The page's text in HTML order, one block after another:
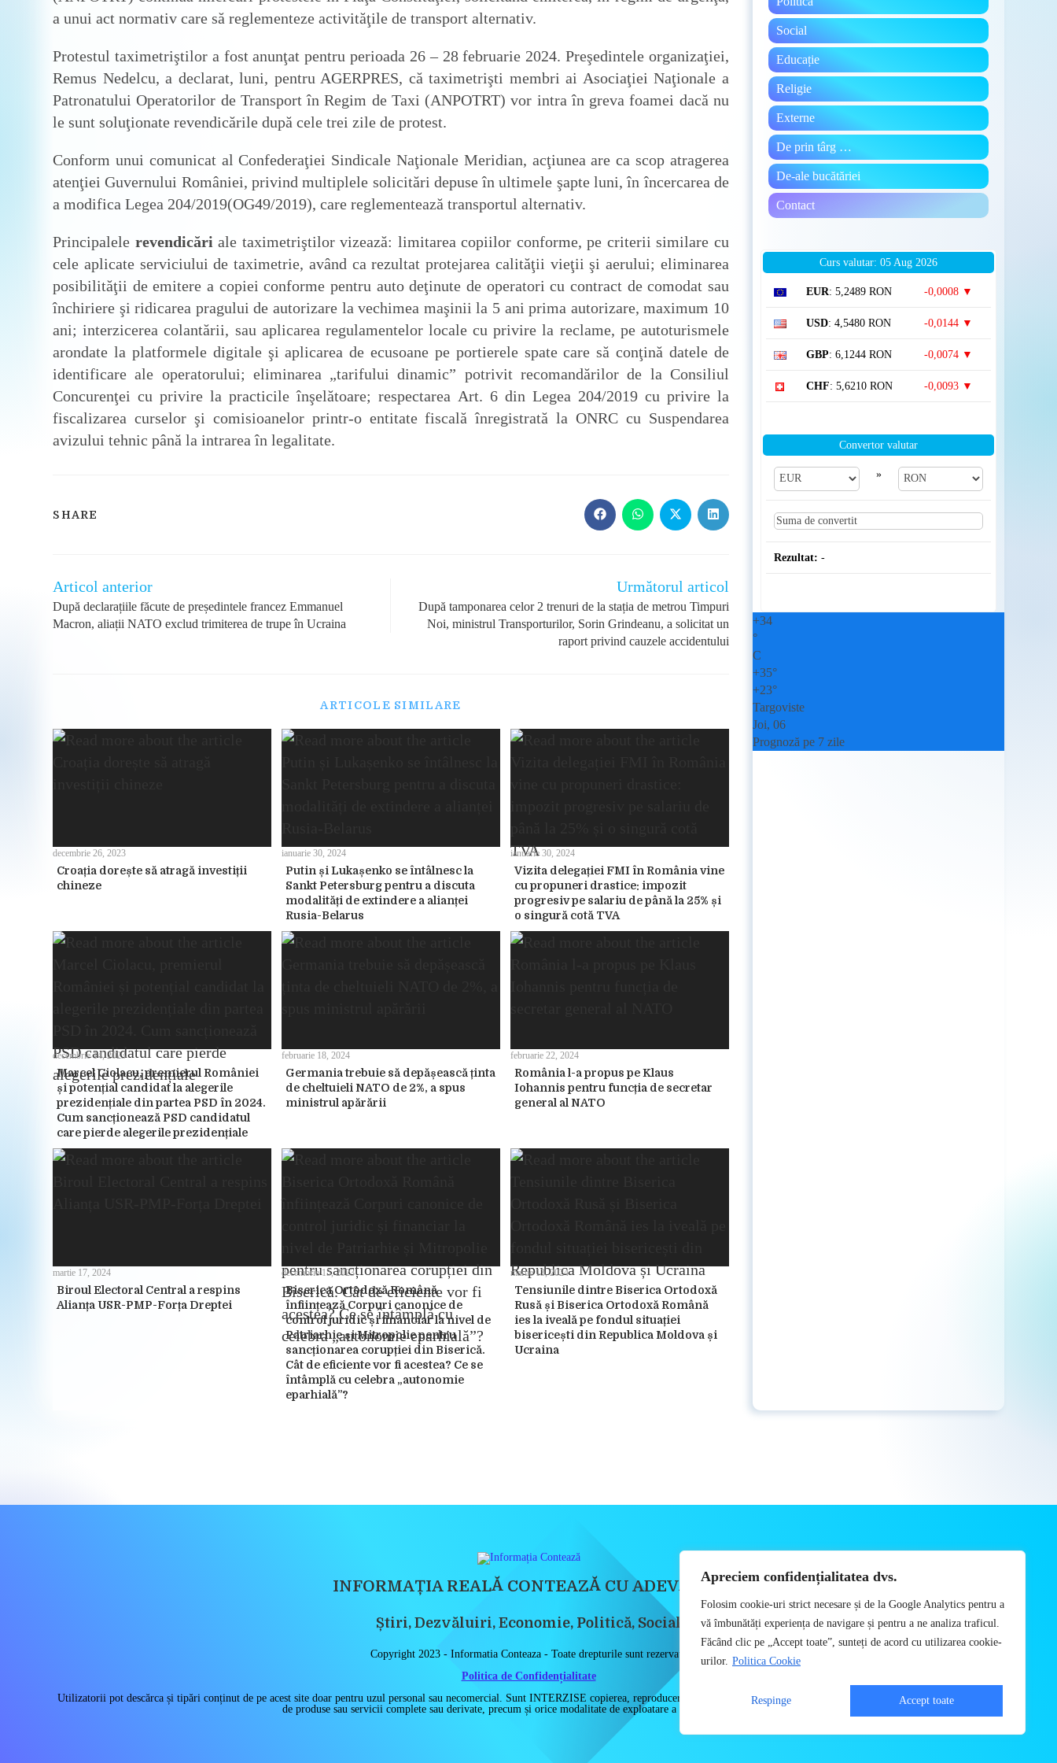
Apreciem confidențialitatea dvs.
Folosim cookie-uri strict necesare și de la Google Analytics pentru a
vă îmbunătăți experiența de navigare și pentru a ne analiza traficul.
Făcând clic pe „Accept toate”, sunteți de acord cu utilizarea cookie-
urilor. Politica Cookie
Respinge Accept toate
a unui act normativ care să reglementeze activităţile de transport alternativ.
Protestul taximetriştilor a fost anunţat pentru perioada 26 – 28 februarie 2024. Preşedintele organizaţiei,
Remus Nedelcu, a declarat, luni, pentru AGERPRES, că taximetrişti membri ai Asociaţiei Naţionale a
Patronatului Operatorilor de Transport în Regim de Taxi (ANPOTRT) vor intra în greva foamei dacă nu
le sunt soluţionate revendicările după cele trei zile de protest.
Conform unui comunicat al Confederaţiei Sindicale Naţionale Meridian, acţiunea are ca scop atragerea
atenţiei Guvernului României, privind multiplele solicitări depuse în ultimele şapte luni, în încercarea de
a modifica Legea 204/2019(OG49/2019), care reglementează transportul alternativ.
Principalele revendicăriale taximetriştilor vizează: limitarea copiilor conforme, pe criterii similare cu
cele aplicate serviciului de taximetrie, având ca rezultat protejarea calităţii vieţii şi aerului; eliminarea
posibilităţii de emitere a copiei conforme pentru auto deţinute de operatori cu contract de comodat sau
închiriere şi ridicarea pragului de autorizare la vechimea maşinii la 5 ani prima autorizare, maximum 10
ani; interzicerea colantării, sau aplicarea regulamentelor locale cu privire la reclame, pe autoturismele
arondate la platformele digitale şi aplicarea de ecusoane pe portierele spate care să conţină datele de
identificare ale operatorului; eliminarea „tarifului dinamic” potrivit recomandărilor de la Consiliul
Concurenţei cu privire la practicile înşelătoare; respectarea Art. 6 din Legea 204/2019 cu privire la
fiscalizarea curselor şi comisioanelor printr-o entitate fiscală înregistrată la ONRC cu Suspendarea
avizului tehnic până la intrarea în legalitate.
SHARE
Opens
in
Opens
in
Opens
in
Opens
in
Read
more
articles
Articol anterior
După declarațiile făcute de președintele francez Emmanuel
Macron, aliații NATO exclud trimiterea de trupe în Ucraina
Următorul articol
După tamponarea celor 2 trenuri de la stația de metrou Timpuri
Noi, ministrul Transporturilor, Sorin Grindeanu, a solicitat un
raport privind cauzele accidentului
ARTICOLE SIMILARE
Croația dorește să atragă investiții
chineze
decembrie 26, 2023
Putin și Lukașenko se întâlnesc la
Sankt Petersburg pentru a discuta
modalități de extindere a alianței
Rusia-Belarus
ianuarie 30, 2024
Vizita delegației FMI în România vine
cu propuneri drastice: impozit
progresiv pe salariu de până la 25% și
o singură cotă TVA
ianuarie 30, 2024
Marcel Ciolacu, premierul României
și potențial candidat la alegerile
prezidențiale din partea PSD în 2024.
Cum sancționează PSD candidatul
care pierde alegerile prezidențiale
decembrie 14, 2023
Germania trebuie să depășească ținta
de cheltuieli NATO de 2%, a spus
ministrul apărării
februarie 18, 2024
România l-a propus pe Klaus
Iohannis pentru funcția de secretar
general al NATO
februarie 22, 2024
Biroul Electoral Central a respins
Alianța USR-PMP-Forța Dreptei
martie 17, 2024
Biserica Ortodoxă Română
înființează Corpuri canonice de
control juridic și financiar la nivel de
Patriarhie și Mitropolie pentru
sancționarea corupției din Biserică.
Cât de eficiente vor fi acestea? Ce se
întâmplă cu celebra „autonomie
eparhială”?
decembrie 15, 2023
Tensiunile dintre Biserica Ortodoxă
Rusă și Biserica Ortodoxă Română
ies la iveală pe fondul situației
bisericești din Republica Moldova și
Ucraina
martie 13, 2024
Social
Educație
Religie
Externe
De prin târg …
De-ale bucătăriei
Contact
Curs valutar: 05 Aug 2026
EUR: 5,2489 RON -0,0008 ▼
USD: 4,5480 RON -0,0144 ▼
GBP: 6,1244 RON -0,0074 ▼
CHF: 5,6210 RON -0,0093 ▼
Convertor valutar
»
Rezultat: -
+34
°
C
+35°
+23°
Targoviste
Joi, 06
Prognoză pe 7 zile
INFORMAȚIA REALĂ CONTEAZĂ CU ADEVĂRAT
Știri, Dezvăluiri, Economie, Politică, Social
Copyright 2023 - Informatia Conteaza - Toate drepturile sunt rezervate
Politica de Confidențialitate
Utilizatorii pot descărca și tipări conținut de pe acest site doar pentru uzul personal sau necomercial. Sunt INTERZISE copierea, reproducerea, recompilarea, distribuirea, publicarea, afișarea, modificarea, crearea
de produse sau servicii complete sau derivate, precum și orice modalitate de exploatare a conținutului site-ului.